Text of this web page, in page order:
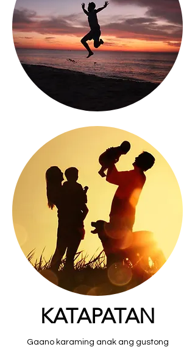
KATAPATAN
Gaano karaming anak ang gustong